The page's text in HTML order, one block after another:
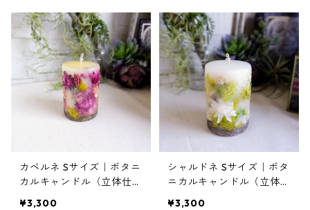
カベルネ Sサイズ｜ボタニ
カルキャンドル（立体仕上
¥3,300
シャルドネ Sサイズ｜ボタ
ニカルキャンドル（立体仕
¥3,300